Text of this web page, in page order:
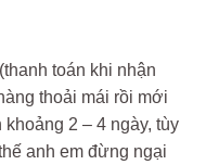
toán khi nhận
thoải mái rồi mới
2 – 4 ngày, tùy
anh em đừng ngại